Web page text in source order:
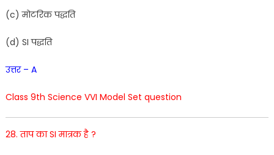
(c)मोटरिक पद्धति
(d) SIपद्धति
उत्तर – A
Class 9th Science VVI Model Set question
28. ताप का SI मात्रक है ?